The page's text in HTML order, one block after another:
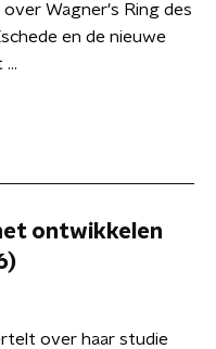
over Wagner's Ring des
en de nieuwe
ontwikkelen
over haar studie